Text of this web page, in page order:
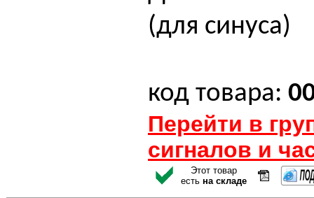
(для синуса)
код товара:
Перейти в
сигналов и
Этот товар
есть на складе